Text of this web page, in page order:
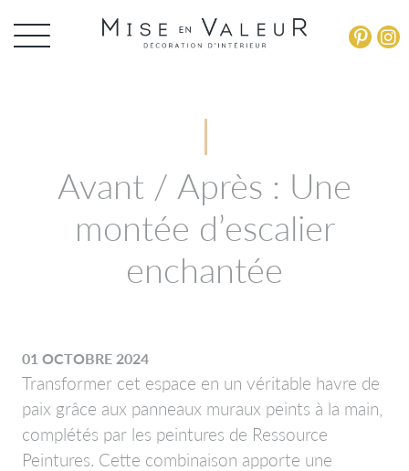
Avant / Après : Une
montée d’escalier
enchantée
01 OCTOBRE 2024
Transformer cet espace en un véritable havre de
paix grâce aux panneaux muraux peints à la main,
complétés par les peintures de Ressource
Peintures. Cette combinaison apporte une